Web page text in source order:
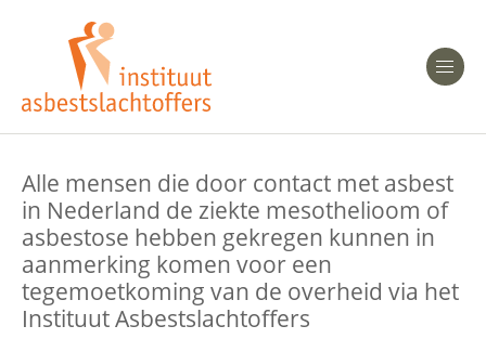
Heeft u Mesothelioom?
Heeft u Asbestose?
Professionals
Bent u arts?
Bent u werkgever of verzekeraar?
Asbest en Gezondheid
Laatste nieuws
Alle mensen die door contact met asbest
in Nederland de ziekte mesothelioom of
asbestose hebben gekregen kunnen in
aanmerking komen voor een
tegemoetkoming van de overheid via het
Instituut Asbestslachtoffers